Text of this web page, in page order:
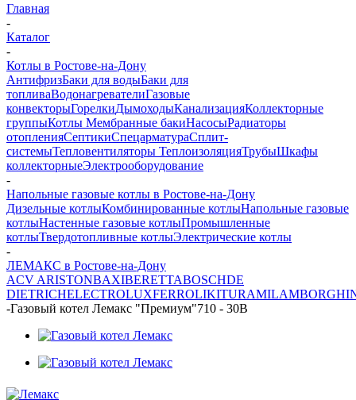
Главная
-
Каталог
-
Котлы в Ростове-на-Дону
АнтифризБаки для водыБаки для
топливаВодонагревателиГазовые
конвекторыГорелкиДымоходыКанализацияКоллекторные
группыКотлы Мембранные бакиНасосыРадиаторы
отопленияСептикиСпецарматураСплит-
системыТепловентиляторы ТеплоизоляцияТрубыШкафы
коллекторныеЭлектрооборудование
-
Напольные газовые котлы в Ростове-на-Дону
Дизельные котлыКомбинированные котлыНапольные газовые
котлыНастенные газовые котлыПромышленные
котлыТвердотопливные котлыЭлектрические котлы
-
ЛЕМАКС в Ростове-на-Дону
ACV ARISTONBAXIBERETTABOSCHDE
DIETRICHELECTROLUXFERROLIKITURAMI
-Газовый котел Лемакс "Премиум"710 - 30В